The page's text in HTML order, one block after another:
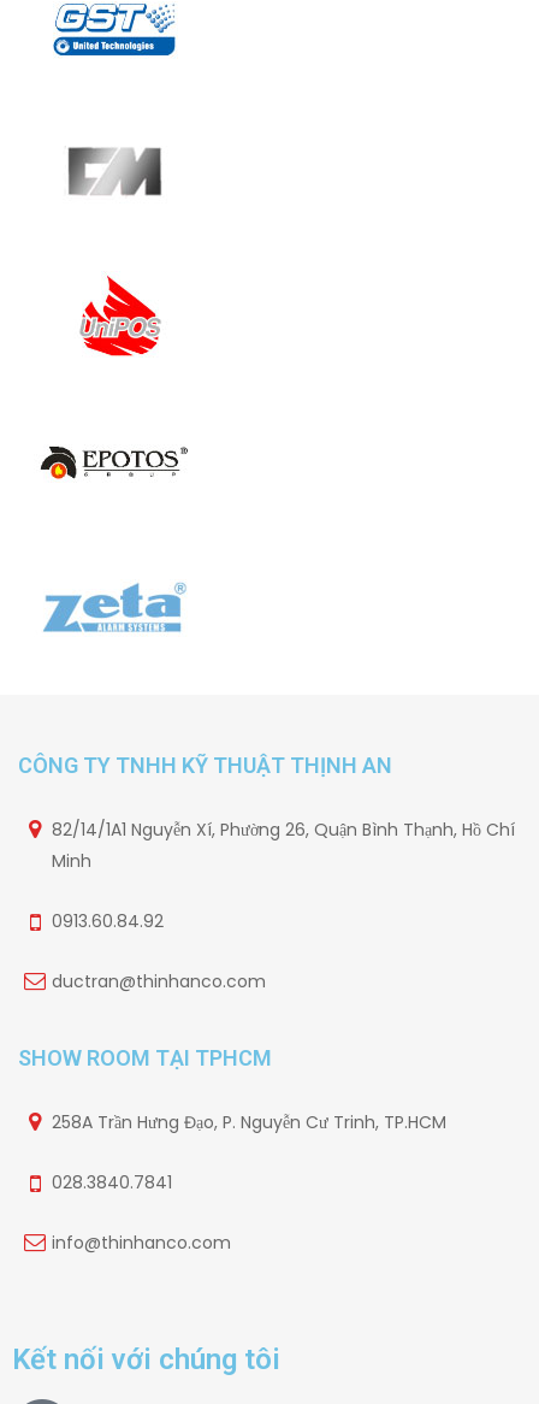
CÔNG TY TNHH KỸ THUẬT THỊNH AN
82/14/1A1 Nguyễn Xí, Phường 26, Quận Bình Thạnh, Hồ Chí
Minh
0913.60.84.92
ductran@thinhanco.com
SHOW ROOM TẠI TPHCM
258A Trần Hưng Đạo, P. Nguyễn Cư Trinh, TP.HCM
028.3840.7841
info@thinhanco.com
Kết nối với chúng tôi